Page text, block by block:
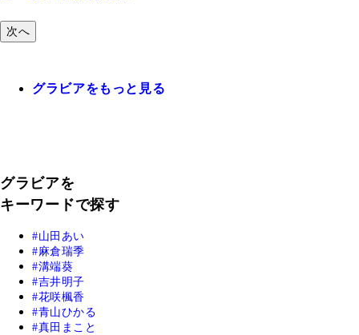
次へ
グラビアをもっと見る
グラビアを
キーワードで探す
山田あい
麻倉瑞季
溝端葵
吉井明子
花咲楓香
青山ひかる
真田まこと